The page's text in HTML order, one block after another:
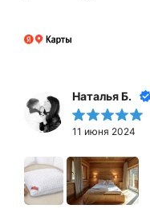
Наталья Б.
11 июня 2024